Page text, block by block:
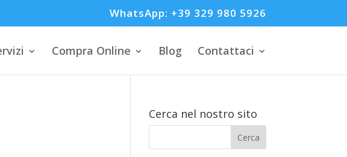
WhatsApp: +39 329 980 5926
Compra Online Blog Contattaci
Cerca nel nostro sito